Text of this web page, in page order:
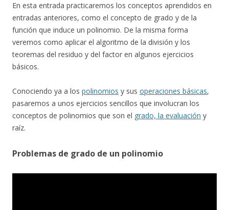
En esta entrada practicaremos los conceptos aprendidos en
entradas anteriores, como el concepto de grado y de la
función que induce un polinomio. De la misma forma
veremos como aplicar el algoritmo de la división y los
teoremas del residuo y del factor en algunos ejercicios
básicos.
Conociendo ya a los polinomios y sus operaciones básicas,
pasaremos a unos ejercicios sencillos que involucran los
conceptos de polinomios que son el grado, la evaluación y
raíz.
Problemas de grado de un polinomio